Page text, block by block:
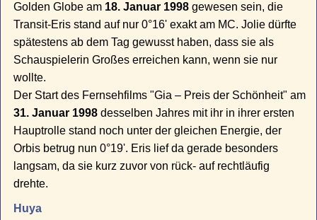
Golden Globe am 18. Januar 1998 gewesen sein, die
Transit-Eris stand auf nur 0°16' exakt am MC. Jolie dürfte
spätestens ab dem Tag gewusst haben, dass sie als
Schauspielerin Großes erreichen kann, wenn sie nur
wollte.
Der Start des Fernsehfilms "Gia – Preis der Schönheit" am
31. Januar 1998 desselben Jahres mit ihr in ihrer ersten
Hauptrolle stand noch unter der gleichen Energie, der
Orbis betrug nun 0°19'. Eris lief da gerade besonders
langsam, da sie kurz zuvor von rück- auf rechtläufig
drehte.
Huya